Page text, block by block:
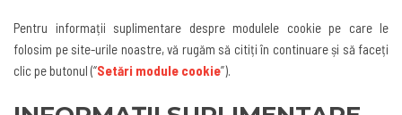
Pentru informații suplimentare despre modulele cookie pe care le
folosim pe site-urile noastre, vă rugăm să citiți în continuare și să faceți
clic pe butonul (“Setări module cookie”).